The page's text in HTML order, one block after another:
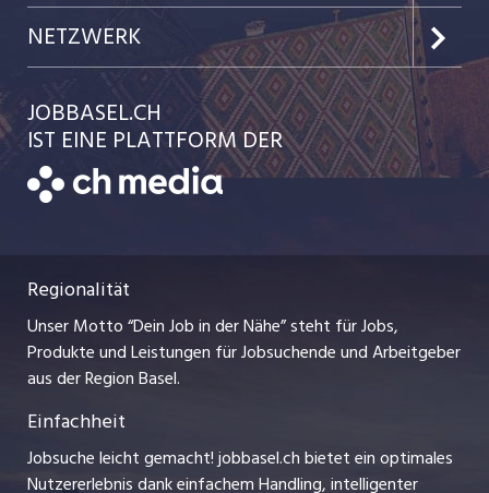
Jobs in der Stadt Basel
Jobs in der Stadt Liestal
Festanstellungen
Temporäre Jobs
Lehrstellen
Ferienjobs
Management / Kader-Jobs
Arbeitgeber
Kundenlogin
Einzelinserat disponieren
Schnittstelle
Team
AGB
Datenschutzerklärung
Impressum
Stellenmeldepflicht
Bewerber-Cockpit
NETZWERK
jobbern.ch
zentraljob.ch
myjob.ch
jobzüri.ch
ajourjob.ch
JOBBASEL.CH
IST EINE PLATTFORM DER
Regionalität
Unser Motto “Dein Job in der Nähe” steht für Jobs,
Produkte und Leistungen für Jobsuchende und Arbeitgeber
aus der Region Basel.
Einfachheit
Jobsuche leicht gemacht! jobbasel.ch bietet ein optimales
Nutzererlebnis dank einfachem Handling, intelligenter